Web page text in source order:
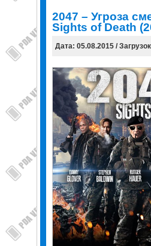
2047 – Угроза
Sights of Death
Дата: 05.08.2015 /